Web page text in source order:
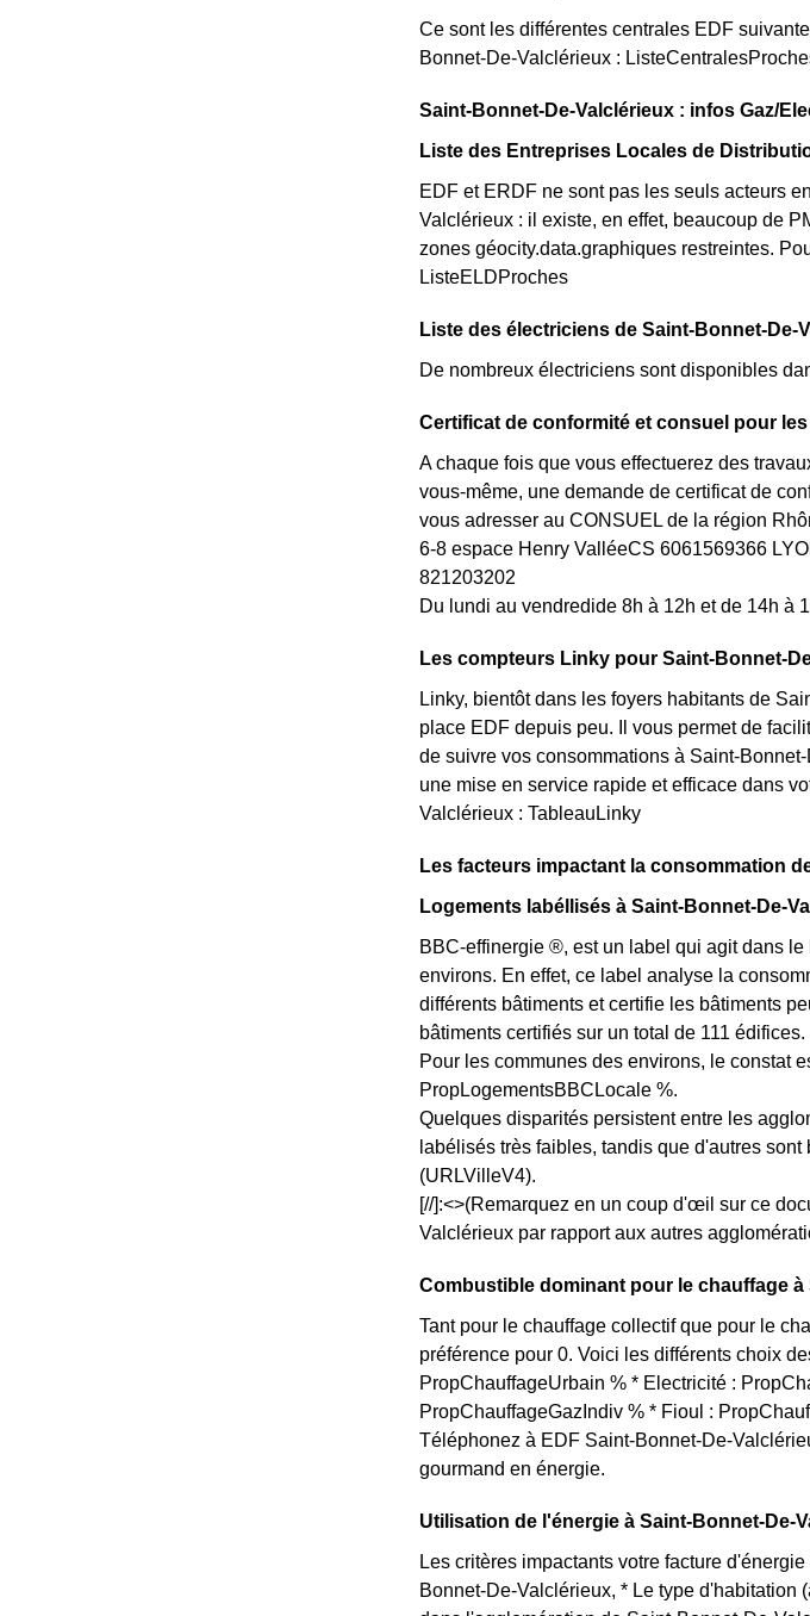
Ce sont les différentes centrales EDF
Bonnet-De-Valclérieux :
Saint-Bonnet-De-Valclérieux : infos Gaz/
Liste des Entreprises Locales de
EDF et ERDF ne sont pas les seuls acteurs
Valclérieux : il existe, en effet, beaucoup de
zones géocity.data.graphiques restreintes.
ListeELDProches
Liste des électriciens de Saint-Bonnet-De-
De nombreux électriciens sont disponibles
Certificat de conformité et consuel pour
A chaque fois que vous effectuerez des
vous-même, une demande de certificat de
vous adresser au CONSUEL de la région
6-8 espace Henry ValléeCS 6061569366
821203202
Du lundi au vendredide 8h à 12h et de 14h à
Les compteurs Linky pour Saint-Bonnet-
Linky, bientôt dans les foyers habitants de
place EDF depuis peu. Il vous permet de
de suivre vos consommations à Saint-
une mise en service rapide et efficace dans
Valclérieux : TableauLinky
Les facteurs impactant la consommation
Logements labéllisés à Saint-Bonnet-De-
BBC-effinergie ®, est un label qui agit dans
environs. En effet, ce label analyse la
différents bâtiments et certifie les bâtiments
bâtiments certifiés sur un total de 111
Pour les communes des environs, le constat
PropLogementsBBCLocale %.
Quelques disparités persistent entre les
labélisés très faibles, tandis que d'autres
(URLVilleV4).
[//]:<>(Remarquez en un coup d'œil sur ce
Valclérieux par rapport aux autres
Combustible dominant pour le chauffage
Tant pour le chauffage collectif que pour le
préférence pour 0. Voici les différents choix
PropChauffageUrbain % * Electricité :
PropChauffageGazIndiv % * Fioul :
Téléphonez à EDF Saint-Bonnet-De-
gourmand en énergie.
Utilisation de l'énergie à Saint-Bonnet-De-
Les critères impactants votre facture
Bonnet-De-Valclérieux, * Le type d'habitation